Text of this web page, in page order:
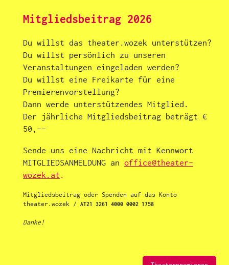
Mitgliedsbeitrag 2026
Du willst das theater.wozek unterstützen?
Du willst persönlich zu unseren
Veranstaltungen eingeladen werden?
Du willst eine Freikarte für eine
Premierenvorstellung?
Dann werde unterstützendes Mitglied.
Der jährliche Mitgliedsbeitrag beträgt €
50,--
Sende uns eine Nachricht mit Kennwort
MITGLIEDSANMELDUNG an office@theater-
wozek.at .
Mitgliedsbeitrag oder Spenden auf das Konto
theater.wozek /
AT21 3261 4000 0002 1758
Danke!